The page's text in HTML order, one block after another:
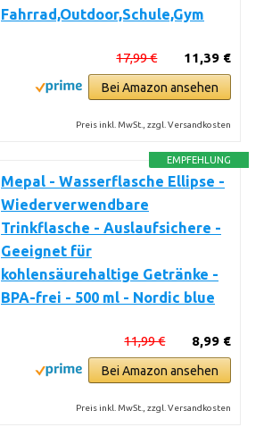
Fahrrad,Outdoor,Schule,Gym
11,39 €
17,99 €
Bei Amazon ansehen
Preis inkl. MwSt., zzgl. Versandkosten
EMPFEHLUNG
Mepal - Wasserflasche Ellipse -
Wiederverwendbare
Trinkflasche - Auslaufsichere -
Geeignet für
kohlensäurehaltige Getränke -
BPA-frei - 500 ml - Nordic blue
8,99 €
11,99 €
Bei Amazon ansehen
Preis inkl. MwSt., zzgl. Versandkosten